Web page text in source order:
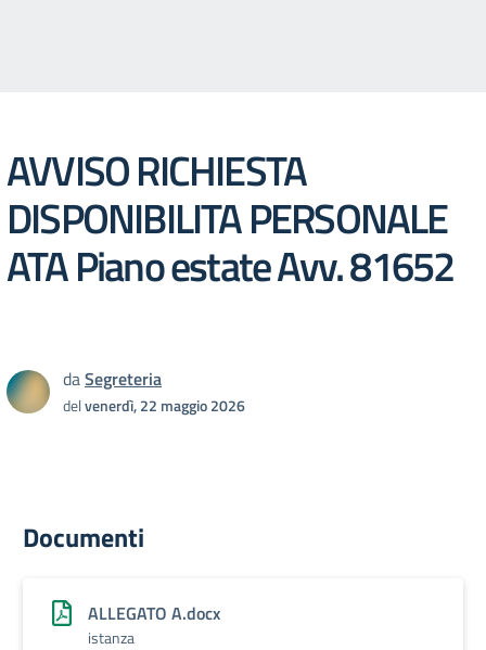
AVVISO RICHIESTA
DISPONIBILITA PERSONALE
ATA Piano estate Avv. 81652
daSegreteria
delvenerdì, 22 maggio 2026
Documenti
ALLEGATO A.docx
istanza